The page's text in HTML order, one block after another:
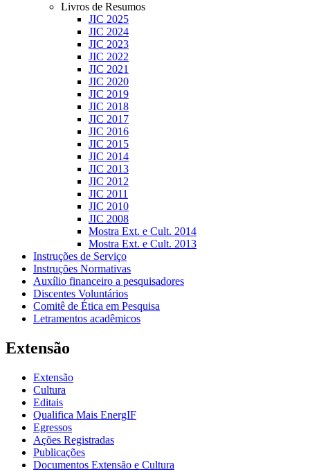
Livros de Resumos
JIC 2025
JIC 2024
JIC 2023
JIC 2022
JIC 2021
JIC 2020
JIC 2019
JIC 2018
JIC 2017
JIC 2016
JIC 2015
JIC 2014
JIC 2013
JIC 2012
JIC 2011
JIC 2010
JIC 2008
Mostra Ext. e Cult. 2014
Mostra Ext. e Cult. 2013
Instruções de Serviço
Instruções Normativas
Auxílio financeiro a pesquisadores
Discentes Voluntários
Comitê de Ética em Pesquisa
Letramentos acadêmicos
Extensão
Extensão
Cultura
Editais
Qualifica Mais EnergIF
Egressos
Ações Registradas
Publicações
Documentos Extensão e Cultura